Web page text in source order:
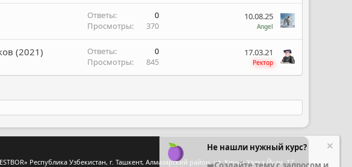
Ответы
0
Просмотры
370
10.08.25
Angel
(2021) Ответы
0
Просмотры
845
17.03.21
Ректор
Республика Узбекистан, г. Ташкент, Алмазарский район, ул. Кичик Халка Йули, 17
Не нашли нужный курс?